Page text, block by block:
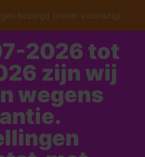
bezorgd (indien voorradig)
2026 tot
zijn wij
wegens